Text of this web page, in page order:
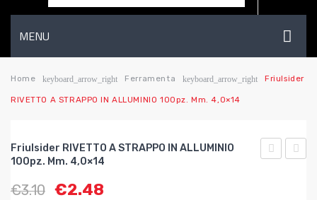
MENU
HOME
AZIENDA
CONTATTI
WISHLIST
Home keyboard_arrow_right Ferramenta keyboard_arrow_right Friulsider
RIVETTO A STRAPPO IN ALLUMINIO 100pz. Mm. 4,0×14
Friulsider RIVETTO A STRAPPO IN ALLUMINIO
100pz. Mm. 4,0×14
€3.10 €2.48